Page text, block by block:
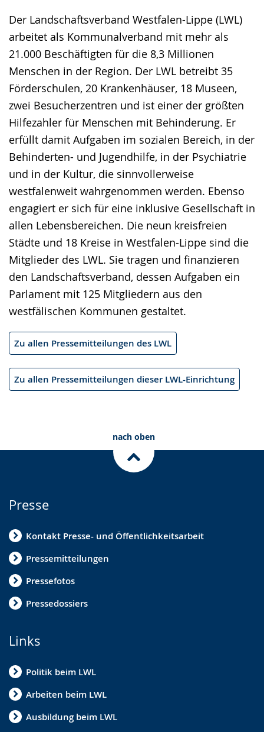
Der Landschaftsverband Westfalen-Lippe (LWL)
arbeitet als Kommunalverband mit mehr als
21.000 Beschäftigten für die 8,3 Millionen
Menschen in der Region. Der LWL betreibt 35
Förderschulen, 20 Krankenhäuser, 18 Museen,
zwei Besucherzentren und ist einer der größten
Hilfezahler für Menschen mit Behinderung. Er
erfüllt damit Aufgaben im sozialen Bereich, in der
Behinderten- und Jugendhilfe, in der Psychiatrie
und in der Kultur, die sinnvollerweise
westfalenweit wahrgenommen werden. Ebenso
engagiert er sich für eine inklusive Gesellschaft in
allen Lebensbereichen. Die neun kreisfreien
Städte und 18 Kreise in Westfalen-Lippe sind die
Mitglieder des LWL. Sie tragen und finanzieren
den Landschaftsverband, dessen Aufgaben ein
Parlament mit 125 Mitgliedern aus den
westfälischen Kommunen gestaltet.
Zu allen Pressemitteilungen des LWL
Zu allen Pressemitteilungen dieser LWL-Einrichtung
nach oben
Presse
Kontakt Presse- und Öffentlichkeitsarbeit
Pressemitteilungen
Pressefotos
Pressedossiers
Links
Politik beim LWL
Arbeiten beim LWL
Ausbildung beim LWL